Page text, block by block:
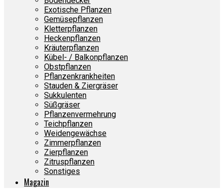
Exotische Pflanzen
Gemüsepflanzen
Kletterpflanzen
Heckenpflanzen
Kräuterpflanzen
Kübel- / Balkonpflanzen
Obstpflanzen
Pflanzenkrankheiten
Stauden & Ziergräser
Sukkulenten
Süßgräser
Pflanzenvermehrung
Teichpflanzen
Weidengewächse
Zimmerpflanzen
Zierpflanzen
Zitruspflanzen
Sonstiges
Magazin